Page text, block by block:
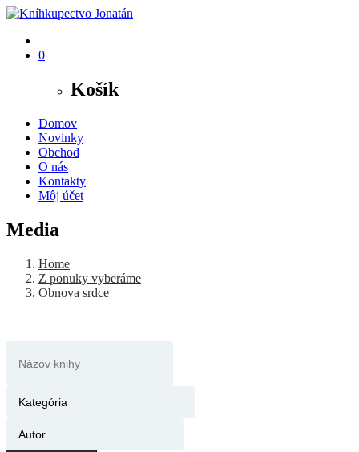
0
Košík
Domov
Novinky
Obchod
O nás
Kontakty
Môj účet
Media
Home
Z ponuky vyberáme
Obnova srdce